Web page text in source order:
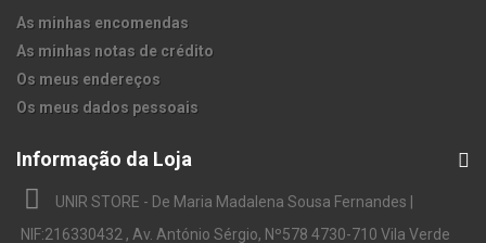
As minhas encomendas
As minhas notas de crédito
Os meus endereços
Os meus dados pessoais
Informação da Loja
UNIR STORE - De Maria Madalena Sousa Fernandes |
NIF:216330432 , Av. António Sérgio, Nº578 4730-710 Vila Verde